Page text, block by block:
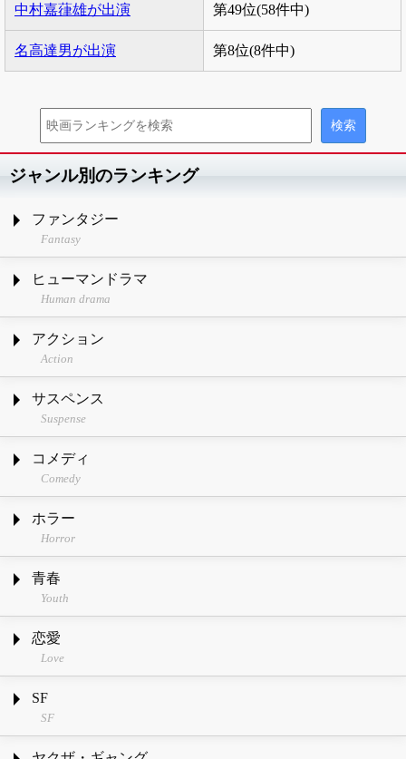
中村嘉葎雄が出演 第49位(58件中)
名高達男が出演 第8位(8件中)
ジャンル別のランキング
ファンタジー
Fantasy
ヒューマンドラマ
Human drama
アクション
Action
サスペンス
Suspense
コメディ
Comedy
ホラー
Horror
青春
Youth
恋愛
Love
SF
SF